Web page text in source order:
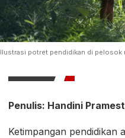
Ilustrasi potret pendidikan di pelosok
Penulis: Handini
Ketimpangan pendidikan